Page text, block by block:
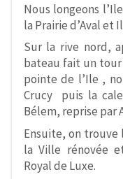
Nous longeons
la Prairie d’Aval et
Sur la rive nord,
bateau fait un
pointe de l’Ile ,
Crucy puis la
Bélem, reprise par
Ensuite, on trouve
la Ville rénovée
Royal de Luxe.